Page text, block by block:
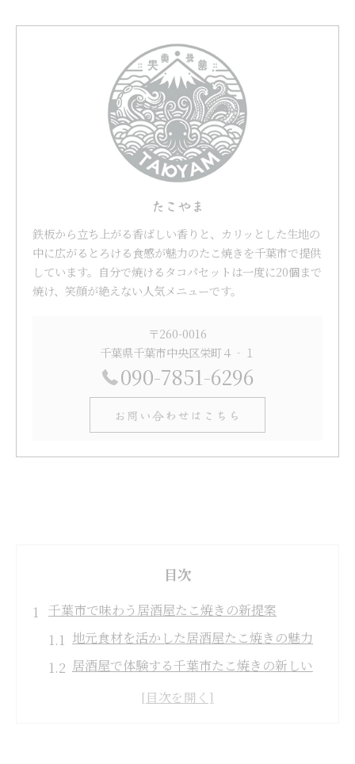
たこやま
鉄板から立ち上がる香ばしい香りと、カリッとした生地の
中に広がるとろける食感が魅力のたこ焼きを千葉市で提供
しています。自分で焼けるタコパセットは一度に20個まで
焼け、笑顔が絶えない人気メニューです。
〒260-0016
千葉県千葉市中央区栄町４‐１
090-7851-6296
お問い合わせはこちら
目次
千葉市で味わう居酒屋たこ焼きの新提案
地元食材を活かした居酒屋たこ焼きの魅力
居酒屋で体験する千葉市たこ焼きの新しい